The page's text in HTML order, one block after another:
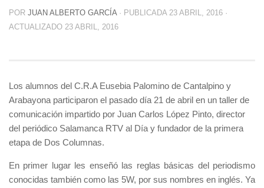
POR JUAN ALBERTO GARCÍA · PUBLICADA 23 ABRIL, 2016 ·
ACTUALIZADO 23 ABRIL, 2016
Los alumnos del C.R.A Eusebia Palomino de Cantalpino y
Arabayona participaron el pasado día 21 de abril en un taller de
comunicación impartido por Juan Carlos López Pinto, director
del periódico Salamanca RTV al Día y fundador de la primera
etapa de Dos Columnas.
En primer lugar les enseñó las reglas básicas del periodismo
conocidas también como las 5W, por sus nombres en inglés. Ya